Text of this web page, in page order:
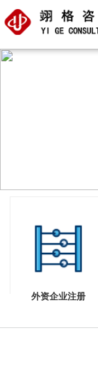
外资企业注册